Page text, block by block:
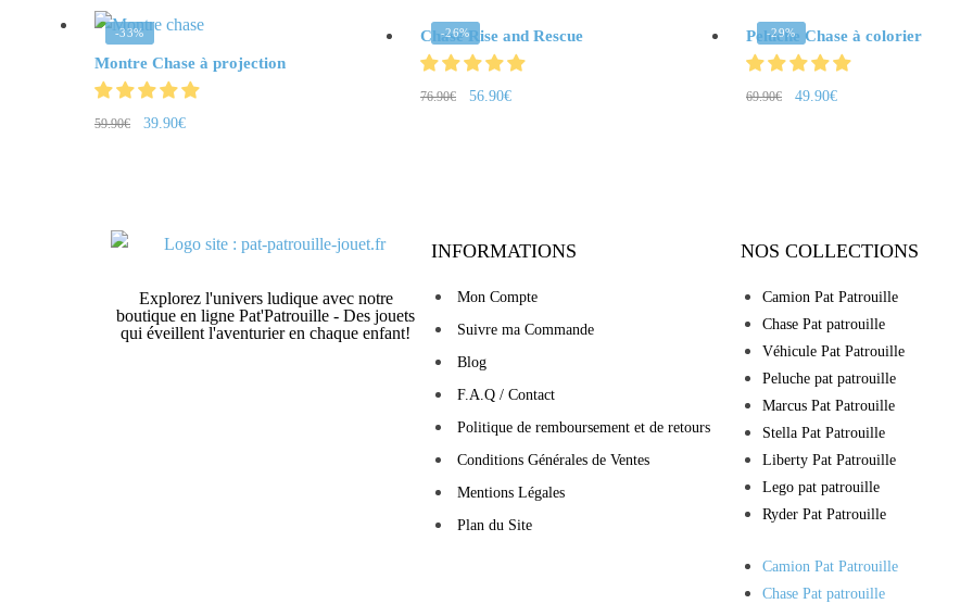
-33%
Montre Chase à projection
59.90€ 39.90€
-26%
Chase Rise and Rescue
76.90€ 56.90€
-29%
Peluche Chase à colorier
69.90€ 49.90€
Explorez l'univers ludique avec notre
boutique en ligne Pat'Patrouille - Des jouets
qui éveillent l'aventurier en chaque enfant!
INFORMATIONS
Mon Compte
Suivre ma Commande
Blog
F.A.Q / Contact
Politique de remboursement et de retours
Conditions Générales de Ventes
Mentions Légales
Plan du Site
NOS COLLECTIONS
Camion Pat Patrouille
Chase Pat patrouille
Véhicule Pat Patrouille
Peluche pat patrouille
Marcus Pat Patrouille
Stella Pat Patrouille
Liberty Pat Patrouille
Lego pat patrouille
Ryder Pat Patrouille
Camion Pat Patrouille
Chase Pat patrouille